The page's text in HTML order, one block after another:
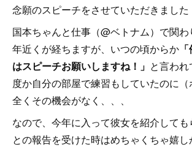
念願のスピーチをさせていただきました
国本ちゃんと仕事（@ベトナム）で関
年近くが経ちますが、いつの頃からか
はスピーチお願いしますね！」 と言わ
度か自分の部屋で練習もしていたのに（
全くその機会がなく、、、
なので、今年に入って彼女を紹介して
との報告を受けた時はめちゃくちゃ嬉し